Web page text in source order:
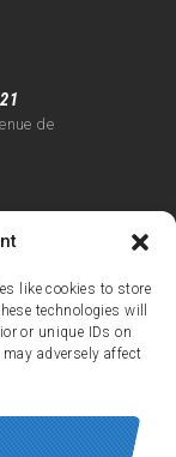
like cookies to store
technologies will
or unique IDs on
adversely affect
de